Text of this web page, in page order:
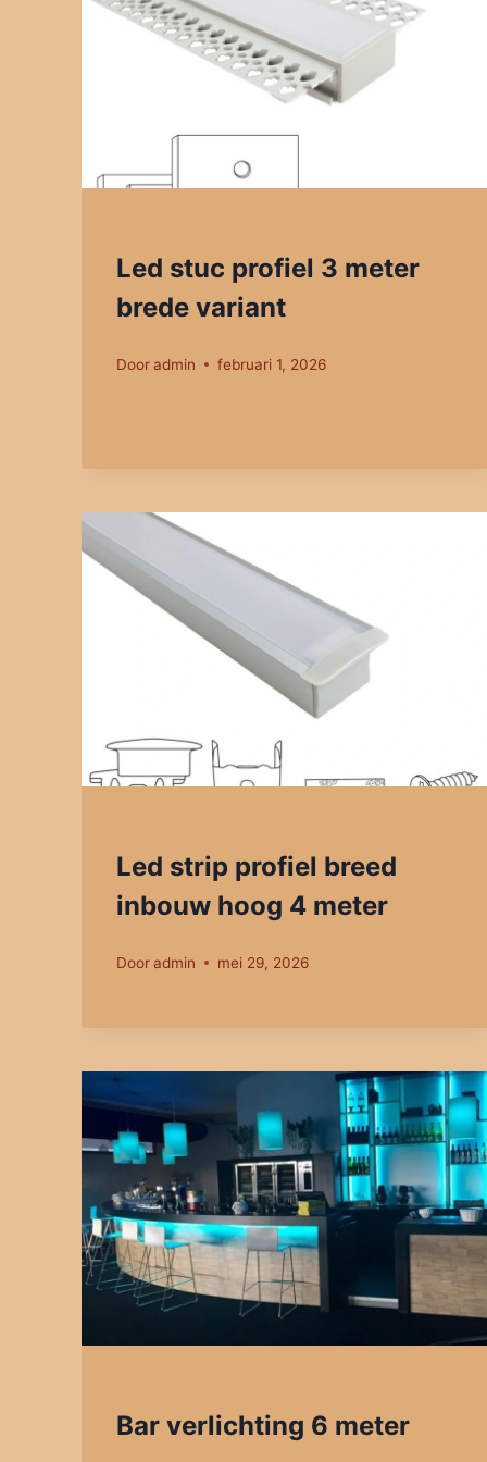
Led stuc profiel 3 meter
brede variant
Dooradmin februari 1, 2026
Led strip profiel breed
inbouw hoog 4 meter
Dooradmin mei 29, 2026
Bar verlichting 6 meter